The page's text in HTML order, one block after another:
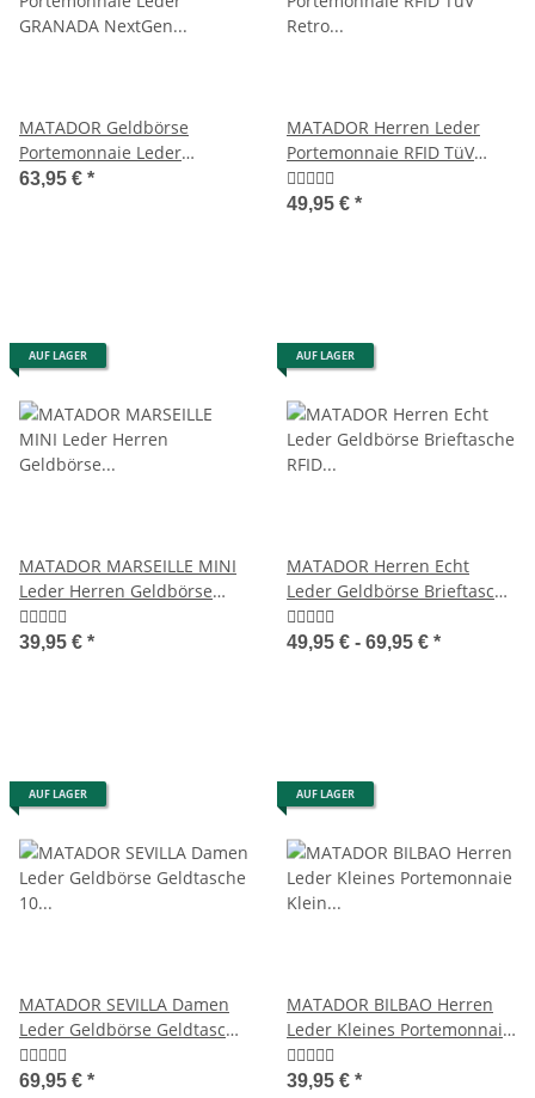
MATADOR Geldbörse
Portemonnaie Leder
GRANADA NextGen RFID TüV
63,95 € *
MATADOR Herren Leder
Portemonnaie RFID TüV
Retro Klassisch
49,95 € *
AUF LAGER
MATADOR MARSEILLE MINI
Leder Herren Geldbörse
Börse Klein RFID
39,95 € *
AUF LAGER
MATADOR Herren Echt
Leder Geldbörse Brieftasche
RFID TüV
49,95 € - 69,95 € *
AUF LAGER
MATADOR SEVILLA Damen
Leder Geldbörse Geldtasche
10 Farben
69,95 € *
AUF LAGER
MATADOR BILBAO Herren
Leder Kleines Portemonnaie
Klein RFID Retro
39,95 € *